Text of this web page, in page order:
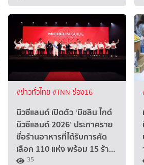
#ข่าวทั่วไทย#TNN ช่อง16
นิวซีแลนด์ เปิดตัว ‘มิชลิน ไกด์
นิวซีแลนด์ 2026’ ประกาศราย
ชื่อร้านอาหารที่ได้รับการคัด
เลือก 110 แห่ง พร้อม 15 ร้า…
35